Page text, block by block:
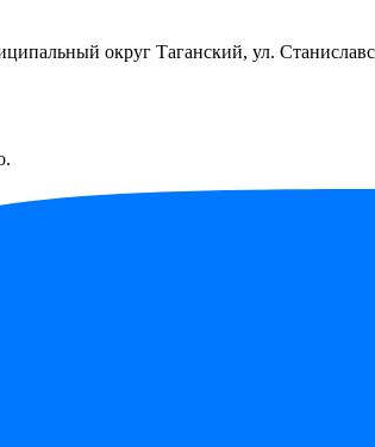
округ Таганский, ул.